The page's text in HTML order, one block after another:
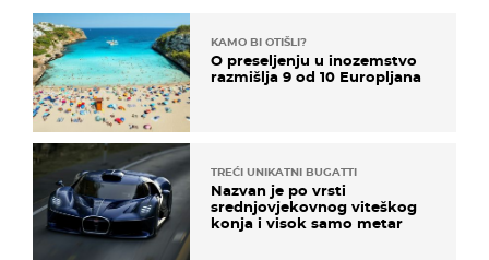
KAMO BI OTIŠLI?
O preseljenju u inozemstvo
razmišlja 9 od 10 Europljana
TREĆI UNIKATNI BUGATTI
Nazvan je po vrsti
srednjovjekovnog viteškog
konja i visok samo metar